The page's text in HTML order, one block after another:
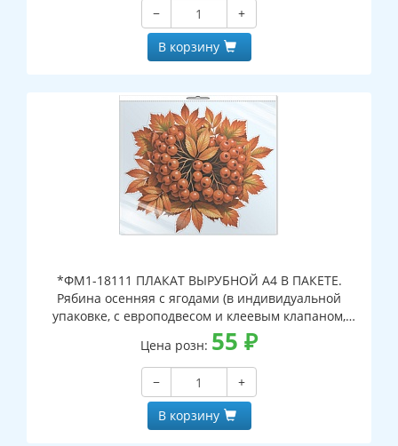
−
+
В корзину
*ФМ1-18111 ПЛАКАТ ВЫРУБНОЙ А4 В ПАКЕТЕ.
Рябина осенняя с ягодами (в индивидуальной
упаковке, с европодвесом и клеевым клапаном,
двухсторонний, ВД-лак)
Цена розн: 55 ₽
−
+
В корзину